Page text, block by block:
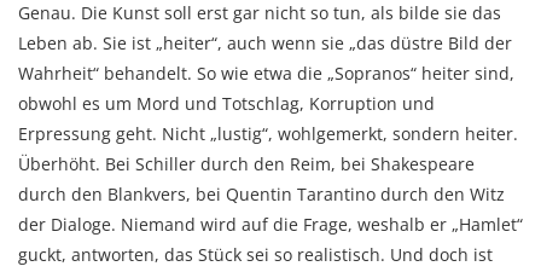
Genau. Die Kunst soll erst gar nicht so tun, als bilde sie das
Leben ab. Sie ist „heiter“, auch wenn sie „das düstre Bild der
Wahrheit“ behandelt. So wie etwa die „Sopranos“ heiter sind,
obwohl es um Mord und Totschlag, Korruption und
Erpressung geht. Nicht „lustig“, wohlgemerkt, sondern heiter.
Überhöht. Bei Schiller durch den Reim, bei Shakespeare
durch den Blankvers, bei Quentin Tarantino durch den Witz
der Dialoge. Niemand wird auf die Frage, weshalb er „Hamlet“
guckt, antworten, das Stück sei so realistisch. Und doch ist